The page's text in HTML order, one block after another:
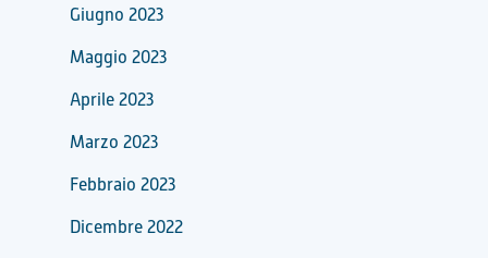
Giugno 2023
Maggio 2023
Aprile 2023
Marzo 2023
Febbraio 2023
Dicembre 2022